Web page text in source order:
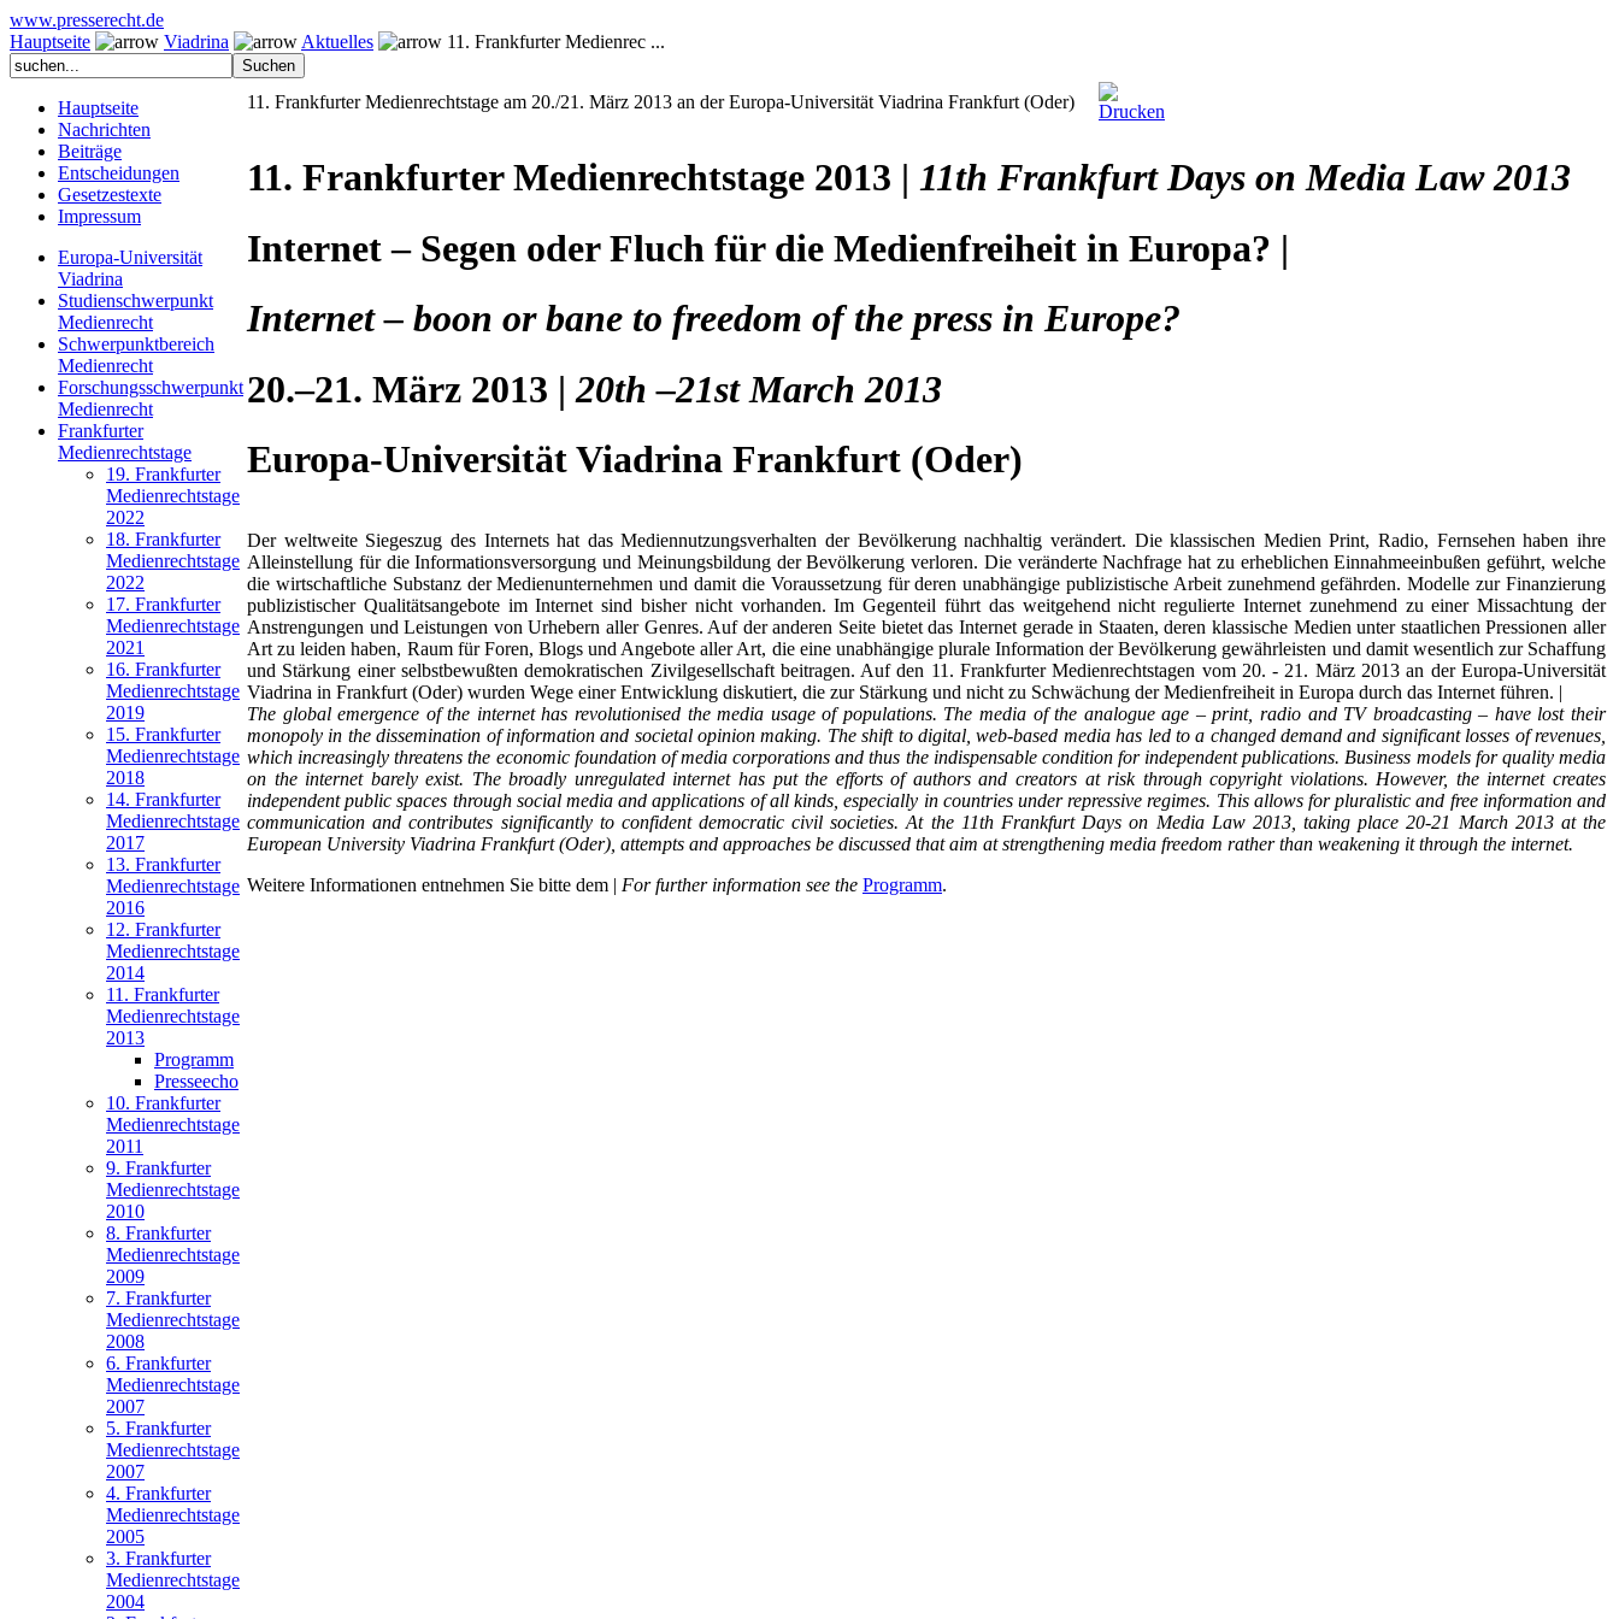
www.presserecht.de
Hauptseite
Viadrina Aktuelles 11. Frankfurter Medienrec ...
Hauptseite
Nachrichten
Beiträge
Entscheidungen
Gesetzestexte
Impressum
Europa-Universität
Viadrina
Studienschwerpunkt
Medienrecht
Schwerpunktbereich
Medienrecht
Forschungsschwerpunkt
Medienrecht
Frankfurter
Medienrechtstage
19. Frankfurter
Medienrechtstage
2022
18. Frankfurter
Medienrechtstage
2022
17. Frankfurter
Medienrechtstage
2021
16. Frankfurter
Medienrechtstage
2019
15. Frankfurter
Medienrechtstage
2018
14. Frankfurter
Medienrechtstage
2017
13. Frankfurter
Medienrechtstage
2016
12. Frankfurter
Medienrechtstage
2014
11. Frankfurter
Medienrechtstage
2013
Programm
Presseecho
10. Frankfurter
Medienrechtstage
2011
9. Frankfurter
Medienrechtstage
2010
8. Frankfurter
Medienrechtstage
2009
7. Frankfurter
Medienrechtstage
2008
6. Frankfurter
Medienrechtstage
2007
5. Frankfurter
Medienrechtstage
2007
4. Frankfurter
Medienrechtstage
2005
3. Frankfurter
Medienrechtstage
2004
11. Frankfurter Medienrechtstage am 20./21. März 2013 an der Europa-Universität Viadrina Frankfurt (Oder)
11. Frankfurter Medienrechtstage 2013 | 11th Frankfurt Days on Media Law 2013
Internet – Segen oder Fluch für die Medienfreiheit in Europa? |
Internet – boon or bane to freedom of the press in Europe?
20.–21. März 2013 |20th –21st March 2013
Europa-Universität Viadrina Frankfurt (Oder)
Der weltweite Siegeszug des Internets hat das Mediennutzungsverhalten der Bevölkerung nachhaltig verändert. Die klassischen Medien Print, Radio, Fernsehen haben ihre
Alleinstellung für die Informationsversorgung und Meinungsbildung der Bevölkerung verloren. Die veränderte Nachfrage hat zu erheblichen Einnahmeeinbußen geführt, welche
die wirtschaftliche Substanz der Medienunternehmen und damit die Voraussetzung für deren unabhängige publizistische Arbeit zunehmend gefährden. Modelle zur Finanzierung
publizistischer Qualitätsangebote im Internet sind bisher nicht vorhanden. Im Gegenteil führt das weitgehend nicht regulierte Internet zunehmend zu einer Missachtung der
Anstrengungen und Leistungen von Urhebern aller Genres. Auf der anderen Seite bietet das Internet gerade in Staaten, deren klassische Medien unter staatlichen Pressionen aller
Art zu leiden haben, Raum für Foren, Blogs und Angebote aller Art, die eine unabhängige plurale Information der Bevölkerung gewährleisten und damit wesentlich zur Schaffung
und Stärkung einer selbstbewußten demokratischen Zivilgesellschaft beitragen. Auf den 11. Frankfurter Medienrechtstagen vom 20. - 21. März 2013 an der Europa-Universität
Viadrina in Frankfurt (Oder) wurden Wege einer Entwicklung diskutiert, die zur Stärkung und nicht zu Schwächung der Medienfreiheit in Europa durch das Internet führen. |
The global emergence of the internet has revolutionised the media usage of populations. The media of the analogue age – print, radio and TV broadcasting – have lost their
monopoly in the dissemination of information and societal opinion making. The shift to digital, web-based media has led to a changed demand and significant losses of revenues,
which increasingly threatens the economic foundation of media corporations and thus the indispensable condition for independent publications. Business models for quality media
on the internet barely exist. The broadly unregulated internet has put the efforts of authors and creators at risk through copyright violations. However, the internet creates
independent public spaces through social media and applications of all kinds, especially in countries under repressive regimes. This allows for pluralistic and free information and
communication and contributes significantly to confident democratic civil societies. At the 11th Frankfurt Days on Media Law 2013, taking place 20-21 March 2013 at the
European University Viadrina Frankfurt (Oder), attempts and approaches be discussed that aim at strengthening media freedom rather than weakening it through the internet.
Weitere Informationen entnehmen Sie bitte dem | For further information see the Programm.